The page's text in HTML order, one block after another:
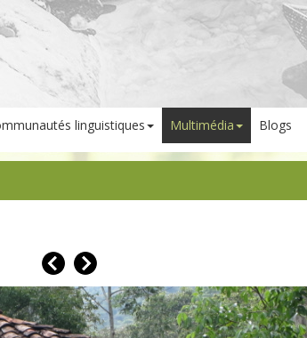
linguistiques Multimédia Blogs